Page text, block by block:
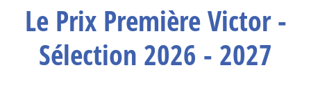
Le Prix Première Victor -
Sélection 2026 - 2027